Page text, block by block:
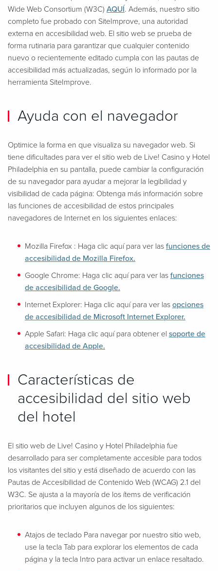
Wide Web Consortium (W3C) AQUÍ. Además, nuestro sitio
completo fue probado con SiteImprove, una autoridad
externa en accesibilidad web. El sitio web se prueba de
forma rutinaria para garantizar que cualquier contenido
nuevo o recientemente editado cumpla con las pautas de
accesibilidad más actualizadas, según lo informado por la
herramienta SiteImprove.
Ayuda con el navegador
Optimice la forma en que visualiza su navegador web. Si
tiene dificultades para ver el sitio web de Live! Casino y Hotel
Philadelphia en su pantalla, puede cambiar la configuración
de su navegador para ayudar a mejorar la legibilidad y
visibilidad de cada página: Obtenga más información sobre
las funciones de accesibilidad de estos principales
navegadores de Internet en los siguientes enlaces:
Mozilla Firefox : Haga clic aquí para ver las funciones de
accesibilidad de Mozilla Firefox.
Google Chrome: Haga clic aquí para ver las funciones
de accesibilidad de Google.
Internet Explorer: Haga clic aquí para ver las opciones
de accesibilidad de Microsoft Internet Explorer.
Apple Safari: Haga clic aquí para obtener el soporte de
accesibilidad de Apple.
Características de
accesibilidad del sitio web
del hotel
El sitio web de Live! Casino y Hotel Philadelphia fue
desarrollado para ser completamente accesible para todos
los visitantes del sitio y está diseñado de acuerdo con las
Pautas de Accesibilidad de Contenido Web (WCAG) 2.1 del
W3C. Se ajusta a la mayoría de los ítems de verificación
prioritarios que incluyen algunos de los siguientes:
Atajos de teclado Para navegar por nuestro sitio web,
use la tecla Tab para explorar los elementos de cada
página y la tecla Intro para activar un enlace resaltado.